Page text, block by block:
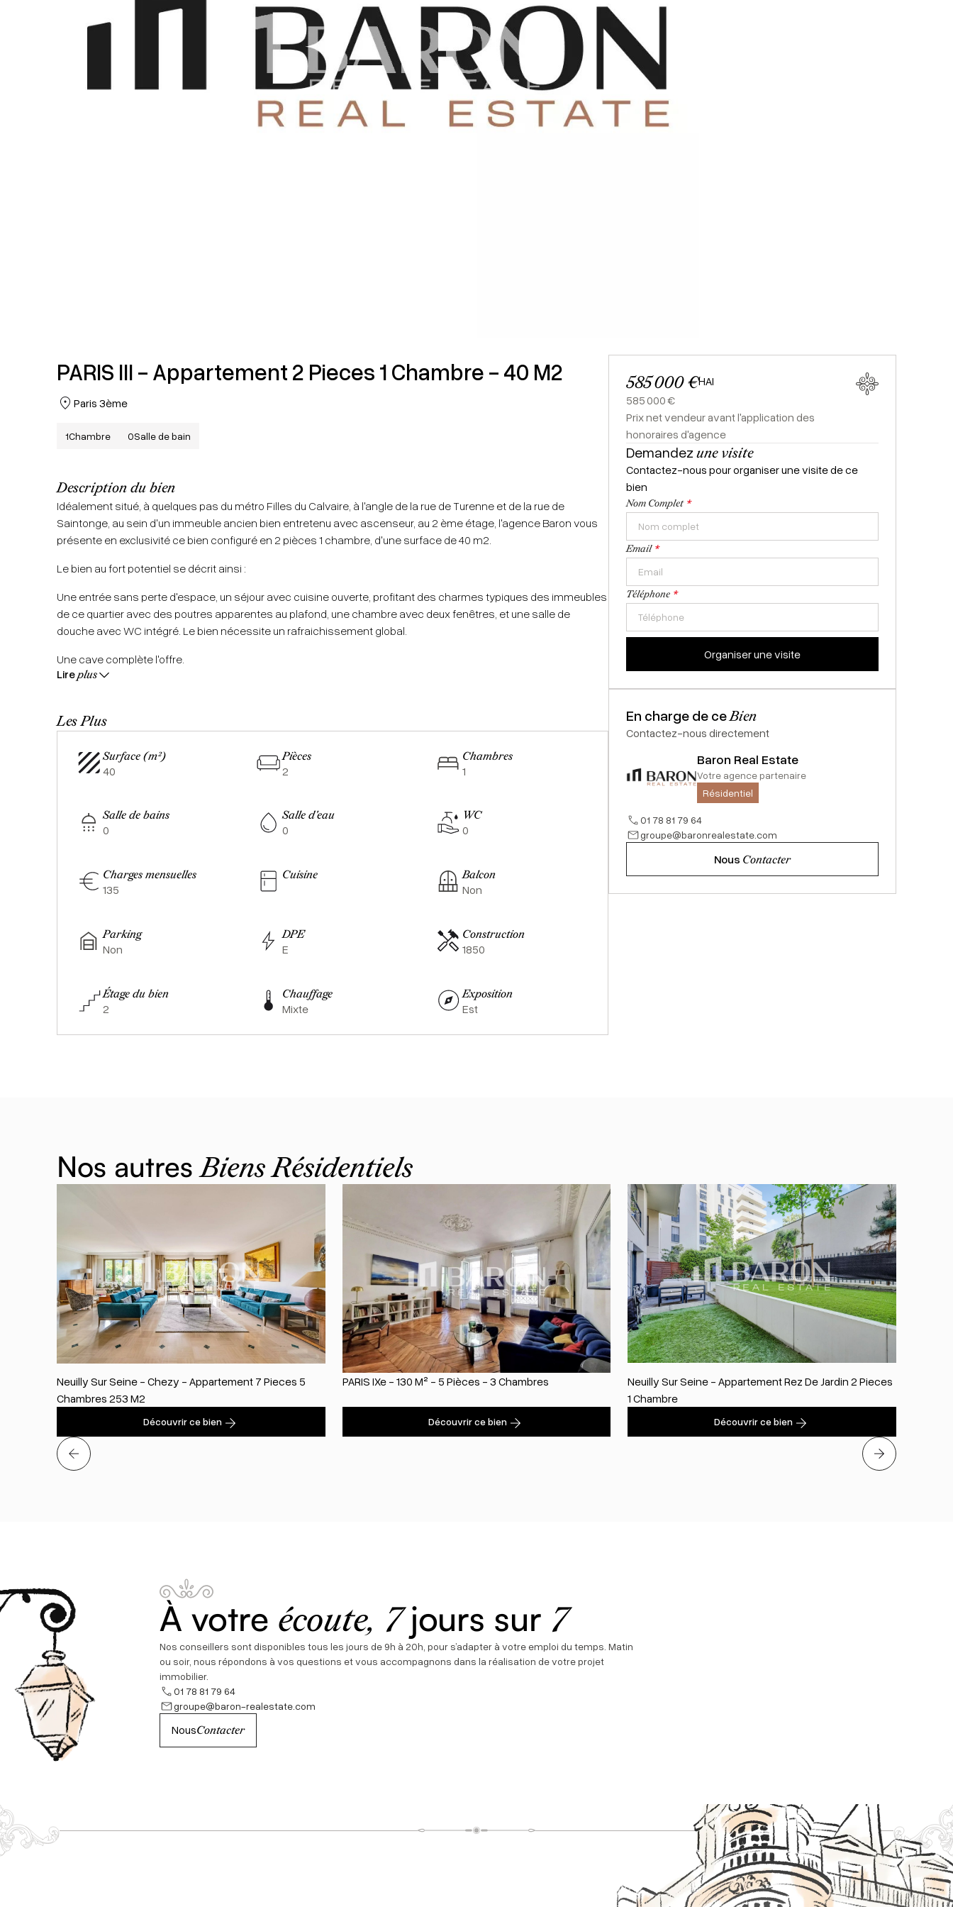
PARIS III - Appartement 2 Pieces 1 Chambre - 40 M2
Paris 3ème
1Chambre 0Salle de bain
Description du bien
Idéalement situé, à quelques pas du métro Filles du Calvaire, à l'angle de la rue de Turenne et de la rue de
Saintonge, au sein d'un immeuble ancien bien entretenu avec ascenseur, au 2 ème étage, l'agence Baron vous
présente en exclusivité ce bien configuré en 2 pièces 1 chambre, d'une surface de 40 m2.
Le bien au fort potentiel se décrit ainsi :
Une entrée sans perte d'espace, un séjour avec cuisine ouverte, profitant des charmes typiques des immeubles
de ce quartier avec des poutres apparentes au plafond, une chambre avec deux fenêtres, et une salle de
douche avec WC intégré. Le bien nécessite un rafraichissement global.
Une cave complète l'offre.
Lireplus
Les Plus
Surface (m²)
40
Pièces
2
Chambres
1
Salle de bains
0
Salle d'eau
0
WC
0
Charges mensuelles
135
Cuisine Balcon
Non
Parking
Non
DPE
E
Construction
1850
Étage du bien
2
Chauffage
Mixte
Exposition
Est
585 000 €HAI
585 000 €
Prix net vendeur avant l'application des
honoraires d'agence
Demandez une visite
Contactez-nous pour organiser une visite de ce
bien
Nom Complet *
Email *
Téléphone *
En charge de ceBien
Contactez-nous directement
Baron Real Estate
Votre agence partenaire
Résidentiel
01 78 81 79 64
groupe@baronrealestate.com
Nous Contacter
Nos autresBiens Résidentiels
Neuilly Sur Seine - Chezy - Appartement 7 Pieces 5
Chambres 253 M2
Découvrir ce bien
PARIS IXe - 130 M² - 5 Pièces - 3 Chambres
Découvrir ce bien
Neuilly Sur Seine - Appartement Rez De Jardin 2 Pieces
1 Chambre
Découvrir ce bien
À votre écoute, 7jours sur 7
Nos conseillers sont disponibles tous les jours de 9h à 20h, pour s’adapter à votre emploi du temps. Matin
ou soir, nous répondons à vos questions et vous accompagnons dans la réalisation de votre projet
immobilier.
01 78 81 79 64
groupe@baron-realestate.com
NousContacter